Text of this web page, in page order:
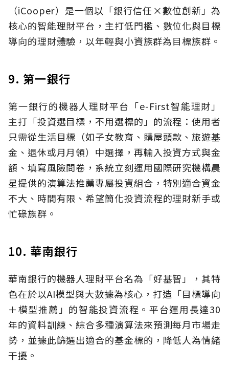
（iCooper）是一個以「銀行信任×數位創新」為
核心的智能理財平台，主打低門檻、數位化與目標
導向的理財體驗，以年輕與小資族群為目標族群。
9. 第一銀行
第一銀行的機器人理財平台「e-First智能理財」
主打「投資選目標，不用選標的」的流程：使用者
只需從生活目標（如子女教育、購屋頭款、旅遊基
金、退休或月月領）中選擇，再輸入投資方式與金
額、填寫風險問卷，系統立刻運用國際研究機構晨
星提供的演算法推薦專屬投資組合，特別適合資金
不大、時間有限、希望簡化投資流程的理財新手或
忙碌族群。
10. 華南銀行
華南銀行的機器人理財平台名為「好基智」，其特
色在於以AI模型與大數據為核心，打造「目標導向
＋模型推薦」的智能投資流程。平台運用長達30
年的資料訓練、綜合多種演算法來預測每月市場走
勢，並據此篩選出適合的基金標的，降低人為情緒
干擾。